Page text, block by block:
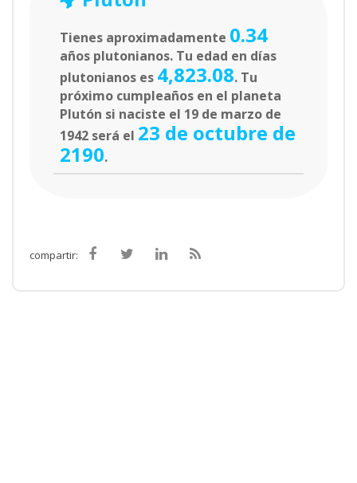
Tienes aproximadamente 0.34
años plutonianos. Tu edad en días
plutonianos es 4,823.08. Tu
próximo cumpleaños en el planeta
Plutón si naciste el 19 de marzo de
1942 será el 23 de octubre de
2190.
compartir: